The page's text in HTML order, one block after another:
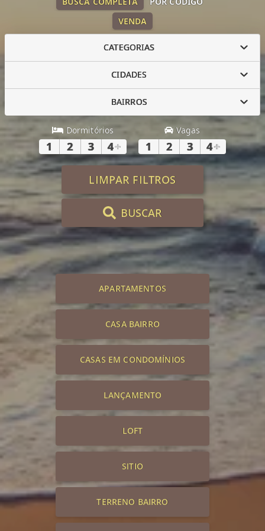
VENDA
CATEGORIAS
CIDADES
BAIRROS
Dormitórios
1 2 3 4+
Vagas
1 2 3 4+
LIMPAR FILTROS
BUSCAR
APARTAMENTOS
CASA BAIRRO
CASAS EM CONDOMÍNIOS
LANÇAMENTO
LOFT
SITIO
TERRENO BAIRRO